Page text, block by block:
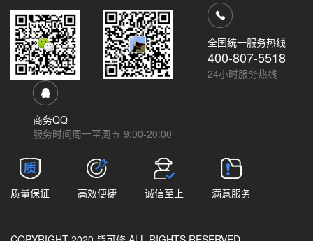
全国统一服务热线
400-807-5518
24小时服务热线
商务QQ
服务时间周一至周五 9:00-20:00
质量保证 高效便捷 诚信至上 满意服务